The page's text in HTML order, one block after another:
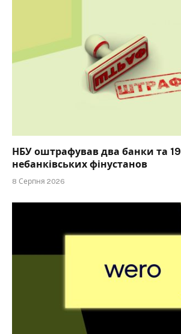
НБУ оштрафував два банки та 19
небанківських фінустанов
8 Серпня 2026